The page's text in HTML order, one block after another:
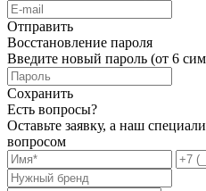
Отправить
Восстановление пароля
Введите новый пароль (от 6
Сохранить
Есть вопросы?
Оставьте заявку, а наш
вопросом